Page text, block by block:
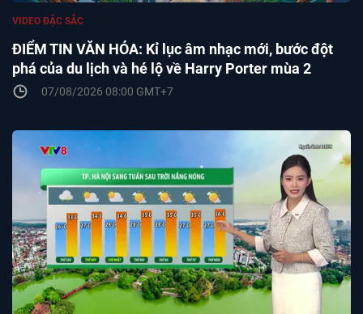
ĐIỂM TIN VĂN HÓA: Kỉ lục âm nhạc mới, bước đột
phá của du lịch và hé lộ về Harry Porter mùa 2
VIDEO ĐẶC SẮC
07/08/2026 08:00 GMT+7